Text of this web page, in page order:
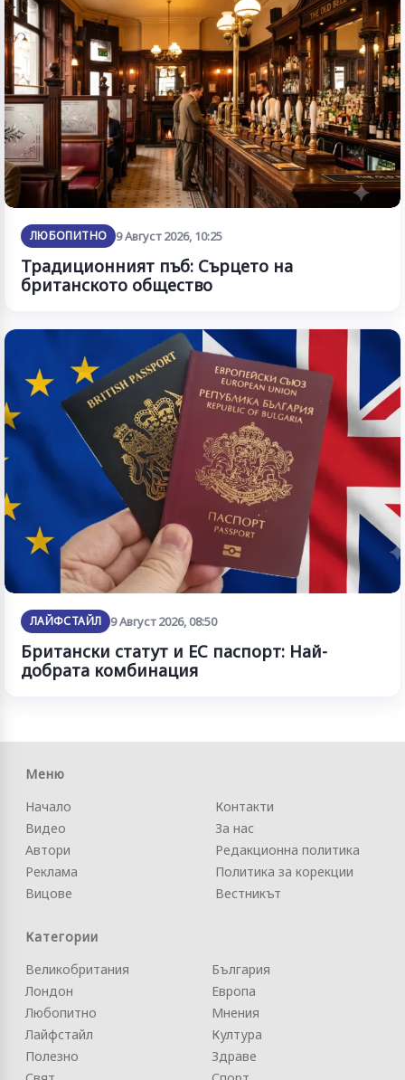
ЛЮБОПИТНО 9 Август 2026, 10:25
Традиционният пъб: Сърцето на
британското общество
ЛАЙФСТАЙЛ 9 Август 2026, 08:50
Британски статут и ЕС паспорт: Най-
добрата комбинация
Меню
Начало
Видео
Автори
Реклама
Вицове
Контакти
За нас
Редакционна политика
Политика за корекции
Вестникът
Категории
Великобритания
Лондон
Любопитно
Лайфстайл
Полезно
България
Европа
Мнения
Култура
Здраве